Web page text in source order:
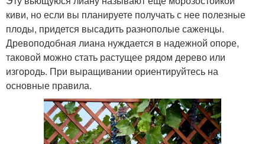
киви, но если вы планируете получать с нее полезные
плоды, придется высадить разнополые саженцы.
Древоподобная лиана нуждается в надежной опоре,
таковой можно стать растущее рядом дерево или
изгородь. При выращивании ориентируйтесь на
основные правила.